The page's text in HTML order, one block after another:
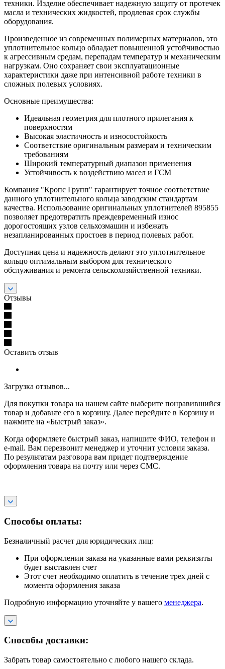
техники. Изделие обеспечивает надежную защиту от протечек
масла и технических жидкостей, продлевая срок службы
оборудования.
Произведенное из современных полимерных материалов, это
уплотнительное кольцо обладает повышенной устойчивостью
к агрессивным средам, перепадам температур и механическим
нагрузкам. Оно сохраняет свои эксплуатационные
характеристики даже при интенсивной работе техники в
сложных полевых условиях.
Основные преимущества:
Идеальная геометрия для плотного прилегания к
поверхностям
Высокая эластичность и износостойкость
Соответствие оригинальным размерам и техническим
требованиям
Широкий температурный диапазон применения
Устойчивость к воздействию масел и ГСМ
Компания "Кропс Групп" гарантирует точное соответствие
данного уплотнительного кольца заводским стандартам
качества. Использование оригинальных уплотнителей 895855
позволяет предотвратить преждевременный износ
дорогостоящих узлов сельхозмашин и избежать
незапланированных простоев в период полевых работ.
Доступная цена и надежность делают это уплотнительное
кольцо оптимальным выбором для технического
обслуживания и ремонта сельскохозяйственной техники.
Отзывы
Оставить отзыв
Загрузка отзывов...
Для покупки товара на нашем сайте выберите понравившийся
товар и добавьте его в корзину. Далее перейдите в Корзину и
нажмите на «Быстрый заказ».
Когда оформляете быстрый заказ, напишите ФИО, телефон и
e-mail. Вам перезвонит менеджер и уточнит условия заказа.
По результатам разговора вам придет подтверждение
оформления товара на почту или через СМС.
Способы оплаты:
Безналичный расчет для юридических лиц:
При оформлении заказа на указанные вами реквизиты
будет выставлен счет
Этот счет необходимо оплатить в течение трех дней с
момента оформления заказа
Подробную информацию уточняйте у вашего менеджера.
Способы доставки:
Забрать товар самостоятельно с любого нашего склада.